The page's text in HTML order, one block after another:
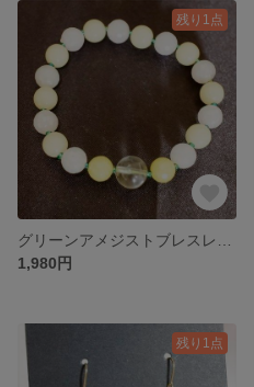
残り1点
1,980円
残り1点